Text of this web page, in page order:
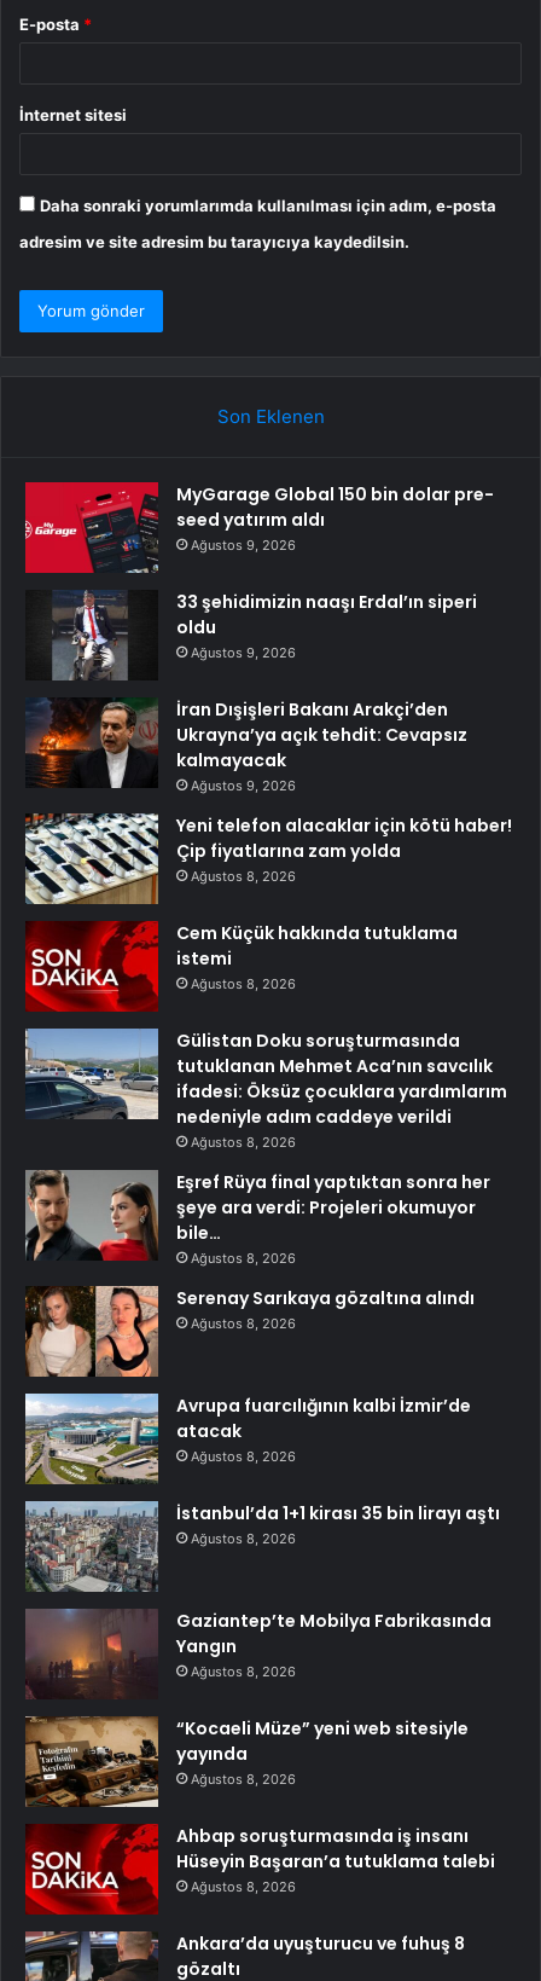
E-posta *
İnternet sitesi
Daha sonraki yorumlarımda kullanılması için adım, e-posta
adresim ve site adresim bu tarayıcıya kaydedilsin.
Son Eklenen
MyGarage Global 150 bin dolar pre-
seed yatırım aldı
Ağustos 9, 2026
33 şehidimizin naaşı Erdal’ın siperi
oldu
Ağustos 9, 2026
İran Dışişleri Bakanı Arakçi’den
Ukrayna’ya açık tehdit: Cevapsız
kalmayacak
Ağustos 9, 2026
Yeni telefon alacaklar için kötü haber!
Çip fiyatlarına zam yolda
Ağustos 8, 2026
Cem Küçük hakkında tutuklama
istemi
Ağustos 8, 2026
Gülistan Doku soruşturmasında
tutuklanan Mehmet Aca’nın savcılık
ifadesi: Öksüz çocuklara yardımlarım
nedeniyle adım caddeye verildi
Ağustos 8, 2026
Eşref Rüya final yaptıktan sonra her
şeye ara verdi: Projeleri okumuyor
bile…
Ağustos 8, 2026
Serenay Sarıkaya gözaltına alındı
Ağustos 8, 2026
Avrupa fuarcılığının kalbi İzmir’de
atacak
Ağustos 8, 2026
İstanbul’da 1+1 kirası 35 bin lirayı aştı
Ağustos 8, 2026
Gaziantep’te Mobilya Fabrikasında
Yangın
Ağustos 8, 2026
“Kocaeli Müze” yeni web sitesiyle
yayında
Ağustos 8, 2026
Ahbap soruşturmasında iş insanı
Hüseyin Başaran’a tutuklama talebi
Ağustos 8, 2026
Ankara’da uyuşturucu ve fuhuş 8
gözaltı